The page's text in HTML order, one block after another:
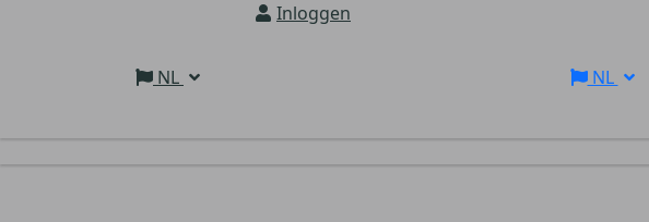
Inloggen
NL NL